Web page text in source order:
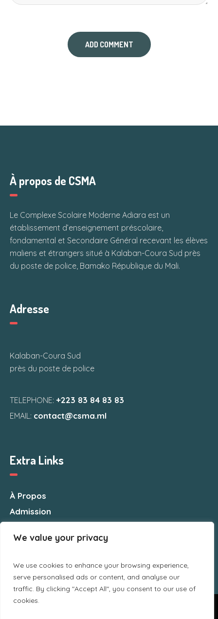
We value your privacy
We use cookies to enhance your browsing experience,
serve personalised ads or content, and analyse our
traffic. By clicking "Accept All", you consent to our use of
cookies.
À propos de CSMA
Le Complexe Scolaire Moderne Adiara est un
établissement d’enseignement préscolaire,
fondamental et Secondaire Général recevant les élèves
maliens et étrangers situé à Kalaban-Coura Sud près
du poste de police, Bamako République du Mali.
Adresse
Kalaban-Coura Sud
près du poste de police
TELEPHONE:+223 83 84 83 83
EMAIL: contact@csma.ml
Extra Links
À Propos
Admission